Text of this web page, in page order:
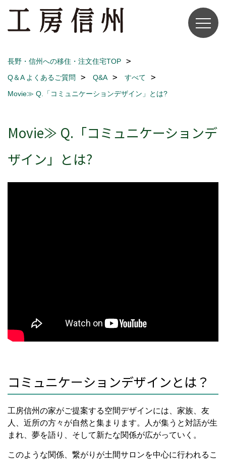
長野・信州への移住・注文住宅TOP
Q＆A よくあるご質問
Q&A
すべて
Movie≫ Q.「コミュニケーションデザイン」とは?
Movie≫ Q.「コミュニケーションデ
ザイン」とは?
コミュニケーションデザインとは？
工房信州の家がご提案する空間デザインには、家族、友
人、近所の方々が自然と集まります。人が集うと対話が生
まれ、夢を語り、そして新たな関係が広がっていく。
このような関係、繋がりが土間サロンを中心に行われるこ